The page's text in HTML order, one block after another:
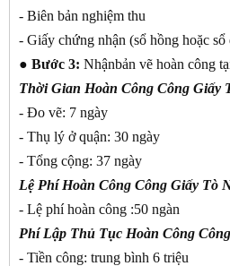
- Biên bản nghiệm thu
- Giấy chứng nhận (sổ hồng hoặc sổ
● Bước 3: Nhậnbản vẽ hoàn công
Thời Gian Hoàn Công Công Giấy
- Đo vẽ: 7 ngày
- Thụ lý ở quận: 30 ngày
- Tổng cộng: 37 ngày
Lệ Phí Hoàn Công Công Giấy Tò
- Lệ phí hoàn công :50 ngàn
Phí Lập Thủ Tục Hoàn Công
- Tiền công: trung bình 6 triệu